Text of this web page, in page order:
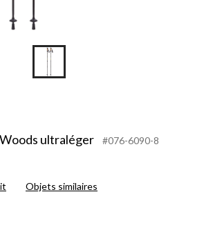
ultraléger #076-6090-8
Objets similaires